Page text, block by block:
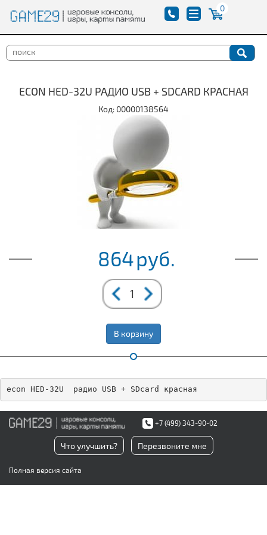
0
ECON HED-32U РАДИО USB + SDCARD КРАСНАЯ
Код: 00000138564
864руб.
В корзину
econ HED-32U  радио USB + SDcard красная
+7 (499) 343-90-02
Что улучшить? Перезвоните мне
Полная версия сайта